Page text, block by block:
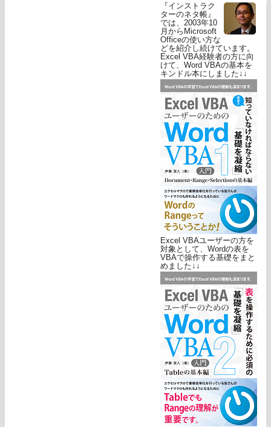
『インストラク
ターのネタ帳』
では、2003年10
月からMicrosoft
Officeの使い方な
どを紹介し続けています。
Excel VBA経験者の方に向
けて、Word VBAの基本を
キンドル本にしました↓↓
Excel VBAユーザーの方を
対象として、Wordの表を
VBAで操作する基礎をまと
めました↓↓